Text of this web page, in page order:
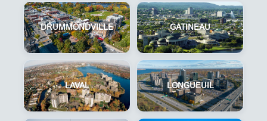
DRUMMONDVILLE GATINEAU
LAVAL LONGUEUIL